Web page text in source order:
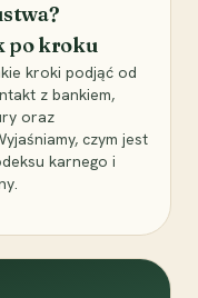
po kroku
kroki podjąć od
z bankiem,
oraz
czym jest
karnego i